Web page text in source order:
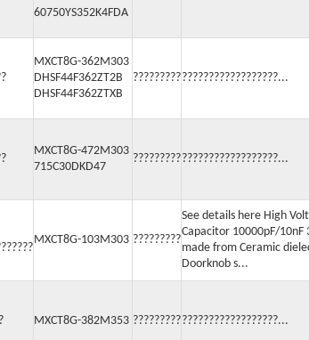
60750YS352K4FDA
MXCT8G-362M303
DHSF44F362ZT2B
DHSF44F362ZTXB
?????????
MXCT8G-472M303
715C30DKD47
?????????
MXCT8G-103M303 ?????????
See details here High
Capacitor 10000pF/10nF
made from Ceramic
Doorknob s...
MXCT8G-382M353 ?????????